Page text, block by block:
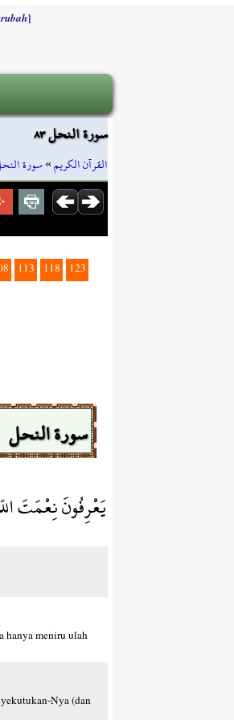
]
سورة النحل ٨٣
القرآن الكريم»سورة
113 118 123
سورة النحل
يَعْرِفُونَ نِعْمَتَ
hanya meniru ulah
Nya (dan